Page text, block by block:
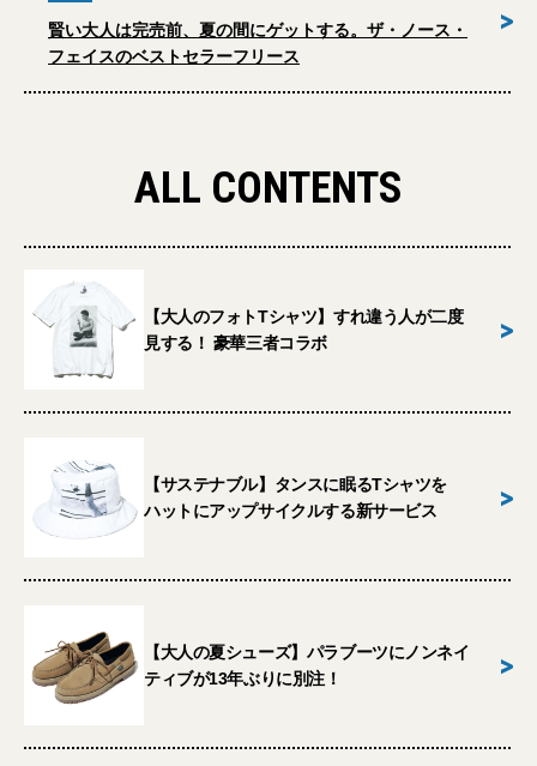
賢い大人は完売前、夏の間にゲットする。ザ・ノース・
フェイスのベストセラーフリース
>
ALL CONTENTS
【大人のフォトTシャツ】すれ違う人が二度
見する！ 豪華三者コラボ
>
【サステナブル】タンスに眠るTシャツを
ハットにアップサイクルする新サービス
>
【大人の夏シューズ】パラブーツにノンネイ
ティブが13年ぶりに別注！
>